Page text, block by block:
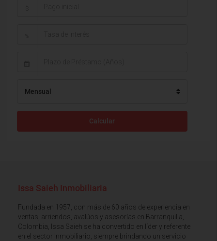
Mensual
Calcular
Issa Saieh Inmobiliaria
Fundada en 1957, con más de 60 años de experiencia en
ventas, arriendos, avalúos y asesorías en Barranquilla,
Colombia, Issa Saieh se ha convertido en líder y referente
en el sector Inmobiliario, siempre brindando un servicio